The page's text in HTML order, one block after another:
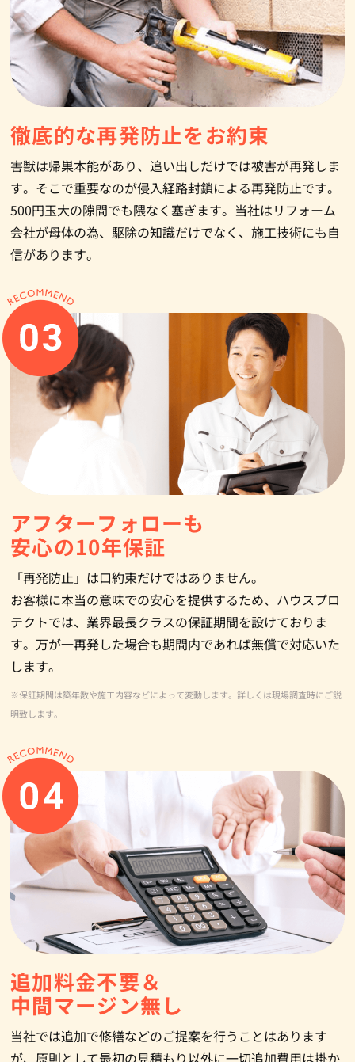
徹底的な再発防止をお約束
害獣は帰巣本能があり、追い出しだけでは被害が再発しま
す。そこで重要なのが侵入経路封鎖による再発防止です。
500円玉大の隙間でも隈なく塞ぎます。当社はリフォーム
会社が母体の為、駆除の知識だけでなく、施工技術にも自
信があります。
アフターフォローも
安心の10年保証
「再発防止」は口約束だけではありません。
お客様に本当の意味での安心を提供するため、ハウスプロ
テクトでは、業界最長クラスの保証期間を設けておりま
す。万が一再発した場合も期間内であれば無償で対応いた
します。
※保証期間は築年数や施工内容などによって変動します。詳しくは現場調査時にご説
明致します。
追加料金不要＆
中間マージン無し
当社では追加で修繕などのご提案を行うことはあります
が、原則として最初の見積もり以外に一切追加費用は掛か